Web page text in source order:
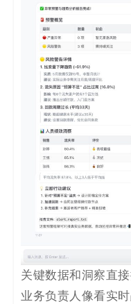
关键数据和洞察直
业务负责人像看实